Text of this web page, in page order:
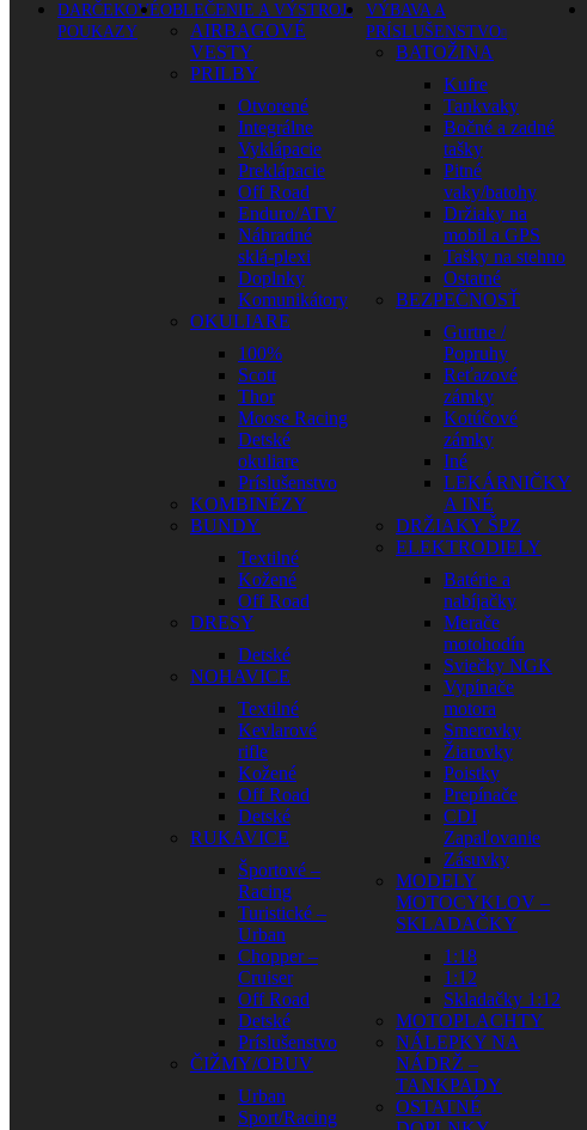
DARČEKOVÉ
POUKAZY
OBLEČENIE A VÝSTROJ
AIRBAGOVÉ
VESTY
PRILBY
Otvorené
Integrálne
Vyklápacie
Preklápacie
Off Road
Enduro/ATV
Náhradné
sklá-plexi
Doplnky
Komunikátory
OKULIARE
100%
Scott
Thor
Moose Racing
Detské
okuliare
Príslušenstvo
KOMBINÉZY
BUNDY
Textilné
Kožené
Off Road
DRESY
Detské
NOHAVICE
Textilné
Kevlarové
rifle
Kožené
Off Road
Detské
RUKAVICE
Športové –
Racing
Turistické –
Urban
Chopper –
Cruiser
Off Road
Detské
Príslušenstvo
ČIŽMY/OBUV
Urban
Sport/Racing
VÝBAVA A
PRÍSLUŠENSTVO
BATOŽINA
Kufre
Tankvaky
Bočné a zadné
tašky
Pitné
vaky/batohy
Držiaky na
mobil a GPS
Tašky na stehno
Ostatné
BEZPEČNOSŤ
Gurtne /
Popruhy
Reťazové
zámky
Kotúčové
zámky
Iné
LEKÁRNIČKY
A INÉ
DRŽIAKY ŠPZ
ELEKTRODIELY
Batérie a
nabíjačky
Merače
motohodín
Sviečky NGK
Vypínače
motora
Smerovky
Žiarovky
Poistky
Prepínače
CDI
Zapaľovanie
Zásuvky
MODELY
MOTOCYKLOV –
SKLADAČKY
1:18
1:12
Skladačky 1:12
MOTOPLACHTY
NÁLEPKY NA
NÁDRŽ –
TANKPADY
OSTATNÉ